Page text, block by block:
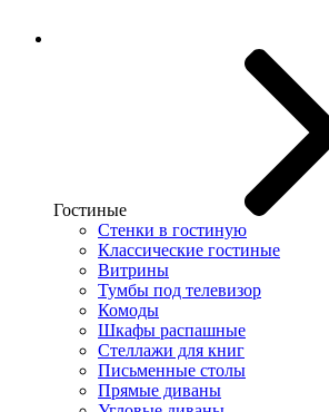
Гостиные
Стенки в гостиную
Классические гостиные
Витрины
Тумбы под телевизор
Комоды
Шкафы распашные
Стеллажи для книг
Письменные столы
Прямые диваны